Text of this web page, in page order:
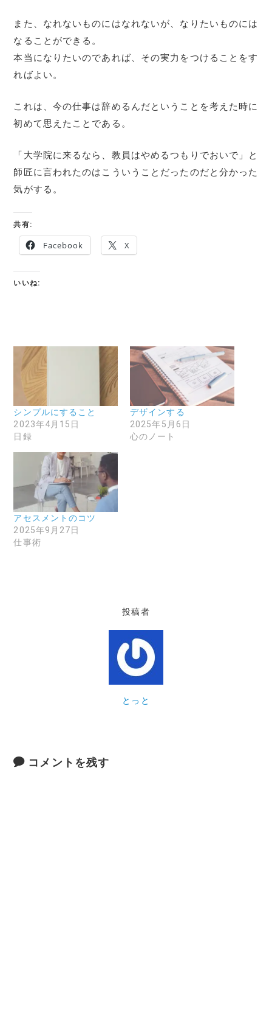
また、なれないものにはなれないが、なりたいものには
なることができる。
本当になりたいのであれば、その実力をつけることをす
ればよい。
これは、今の仕事は辞めるんだということを考えた時に
初めて思えたことである。
「大学院に来るなら、教員はやめるつもりでおいで」と
師匠に言われたのはこういうことだったのだと分かった
気がする。
共有:
Facebook X
いいね:
シンプルにすること
2023年4月15日
日録
デザインする
2025年5月6日
心のノート
アセスメントのコツ
2025年9月27日
仕事術
投稿者
とっと
コメントを残す